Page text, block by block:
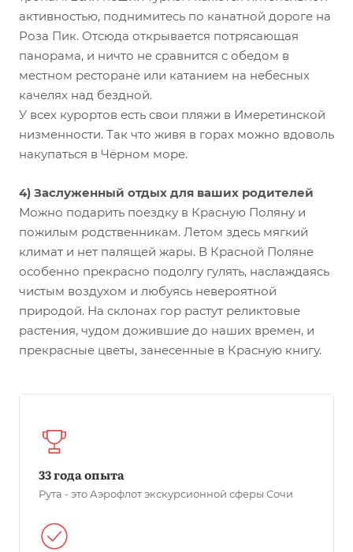
активностью, поднимитесь по канатной дороге на
Роза Пик. Отсюда открывается потрясающая
панорама, и ничто не сравнится с обедом в
местном ресторане или катанием на небесных
качелях над бездной.
У всех курортов есть свои пляжи в Имеретинской
низменности. Так что живя в горах можно вдоволь
накупаться в Чёрном море.
4) Заслуженный отдых для ваших родителей
Можно подарить поездку в Красную Поляну и
пожилым родственникам. Летом здесь мягкий
климат и нет палящей жары. В Красной Поляне
особенно прекрасно подолгу гулять, наслаждаясь
чистым воздухом и любуясь невероятной
природой. На склонах гор растут реликтовые
растения, чудом дожившие до наших времен, и
прекрасные цветы, занесенные в Красную книгу.
33 года опыта
Рута - это Аэрофлот экскурсионной сферы Сочи